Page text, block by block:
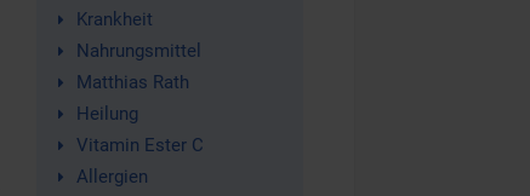
Krankheit
Nahrungsmittel
Matthias Rath
Heilung
Vitamin Ester C
Allergien